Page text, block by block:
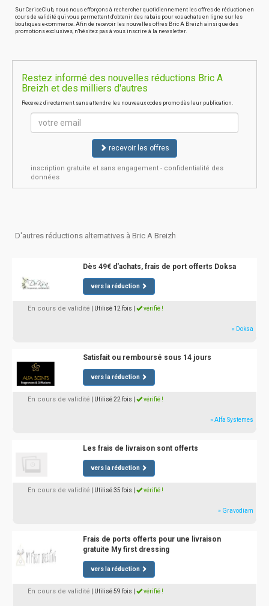
Sur CeriseClub, nous nous efforçons à rechercher quotidiennement les offres de réduction en
cours de validité qui vous permettent d'obtenir des rabais pour vos achats en ligne sur les
boutiques e-commerce. Afin de recevoir les nouvelles offres Bric A Breizh ainsi que des
promotions exclusives, n'hésitez pas à vous inscrire à la newsletter.
Restez informé des nouvelles réductions Bric A
Breizh et des milliers d'autres
Recevez directement sans attendre les nouveaux codes promo dès leur publication.
recevoir les offres
inscription gratuite et sans engagement - confidentialité des
données
D'autres réductions alternatives à Bric A Breizh
Dès 49€ d'achats, frais de port offerts Doksa
vers la réduction
En cours de validité | Utilisé 12 fois vérifié !
» Doksa
Satisfait ou remboursé sous 14 jours
vers la réduction
En cours de validité | Utilisé 22 fois vérifié !
» Alfa Systemes
Les frais de livraison sont offerts
vers la réduction
En cours de validité | Utilisé 35 fois vérifié !
» Gravodiam
Frais de ports offerts pour une livraison
gratuite My first dressing
vers la réduction
En cours de validité | Utilisé 59 fois vérifié !